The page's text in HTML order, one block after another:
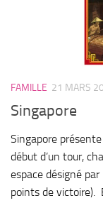
FAMILLE 21 MARS
Singapore
Singapore
début d’un tour,
espace désigné
points de victoire).